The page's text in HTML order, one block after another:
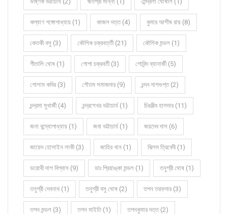
কল্যাণ গঙ্গোপাধ্যায় (1) কাজল দত্ত (4) কুমার আশীষ রায় (8)
কেতকী বসু (3) কৌশিক চক্রবর্ত্তী (21) কৌশিক মন্ডল (1)
গীতালি ঘোষ (1) গোপা চক্রবর্তী (3) গোবিন্দ ব্যানার্জী (5)
গোলাম কবির (3) গৌতম সমাজদার (9) চন্দন দাশগুপ্ত (2)
চন্দ্রমা মুখার্জী (4) চন্দ্রশেখর ভট্টাচার্য (1) চিরঞ্জীব হালদার (11)
জনা বন্দ্যোপাধ্যায় (1) জবা ভট্টাচার্য (1) জয়দেব দাস (6)
জায়েদ হোসাইন লাকী (3) জাহির খান (1) ঝিলম ত্রিবেদী (1)
ডরোথী দাশ বিশ্বাস (9) ডাঃ প্রিয়াঙ্কা মন্ডল (1) তনুশ্রী ঘোষ (1)
তনুশ্রী দেবনাথ (1) তনুশ্রী বসু ঘোষ (2) তপন তরফদার (3)
তপন মন্ডল (3) তপন মাইতি (1) তপনকুমার দত্ত (2)